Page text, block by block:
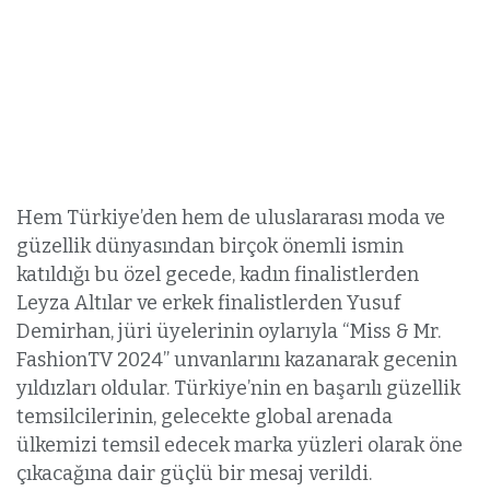
Hem Türkiye’den hem de uluslararası moda ve
güzellik dünyasından birçok önemli ismin
katıldığı bu özel gecede, kadın finalistlerden
Leyza Altılar ve erkek finalistlerden Yusuf
Demirhan, jüri üyelerinin oylarıyla “Miss & Mr.
FashionTV 2024” unvanlarını kazanarak gecenin
yıldızları oldular. Türkiye’nin en başarılı güzellik
temsilcilerinin, gelecekte global arenada
ülkemizi temsil edecek marka yüzleri olarak öne
çıkacağına dair güçlü bir mesaj verildi.